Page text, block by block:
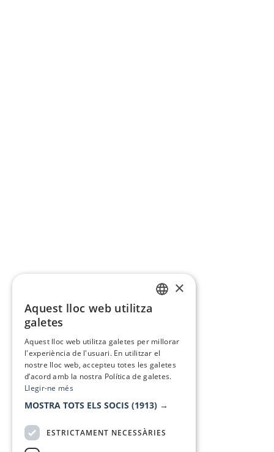
×
Aquest lloc web utilitza
galetes
Aquest lloc web utilitza galetes per millorar
l'experiència de l'usuari. En utilitzar el
nostre lloc web, accepteu totes les galetes
d’acord amb la nostra Política de galetes.
Llegir-ne més
MOSTRA TOTS ELS SOCIS (1913) →
ESTRICTAMENT NECESSÀRIES